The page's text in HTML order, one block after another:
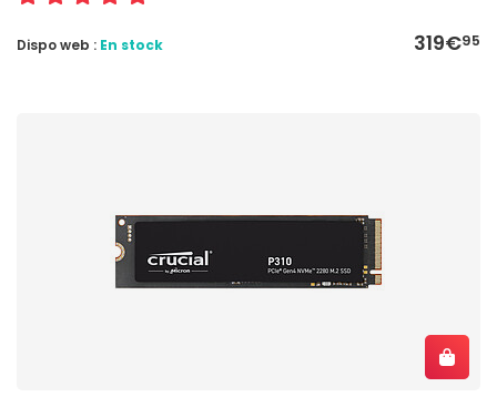
319€95
Dispo web : En stock